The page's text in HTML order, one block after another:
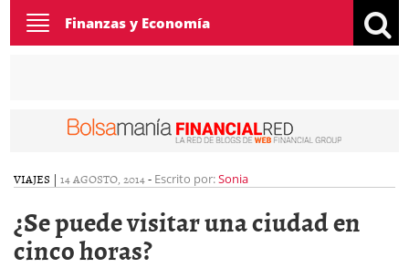
Toggle
navigation
Finanzas y Economía
VIAJES | 14 AGOSTO, 2014- Escrito por:Sonia
¿Se puede visitar una ciudad en
cinco horas?